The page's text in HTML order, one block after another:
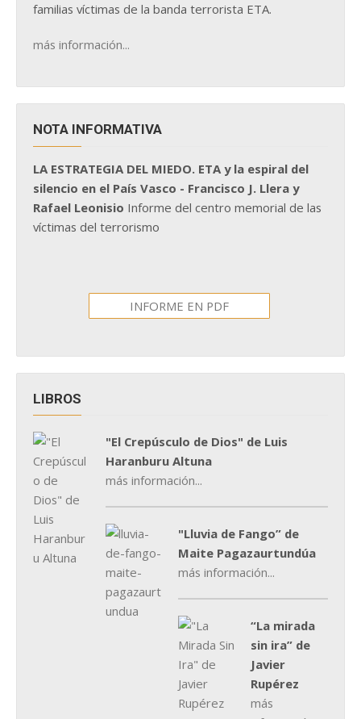
familias víctimas de la banda terrorista ETA.
más información...
NOTA INFORMATIVA
LA ESTRATEGIA DEL MIEDO. ETA y la espiral del
silencio en el País Vasco - Francisco J. Llera y
Rafael Leonisio Informe del centro memorial de las
víctimas del terrorismo
INFORME EN PDF
LIBROS
"El Crepúsculo de Dios" de Luis
Haranburu Altuna
más información...
"Lluvia de Fango” de
Maite Pagazaurtundúa
más información...
“La mirada
sin ira” de
Javier
Rupérez
más